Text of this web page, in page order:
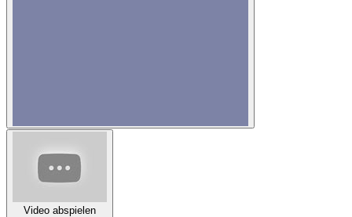
Video abspielen